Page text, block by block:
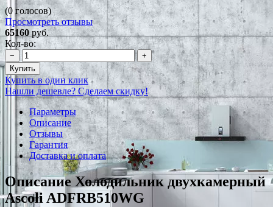
(0 голосов)
Просмотреть отзывы
65160 руб.
Кол-во:
−
+
Купить
Купить в один клик
Нашли дешевле? Сделаем скидку!
Параметры
Описание
Отзывы
Гарантия
Доставка и оплата
Описание Холодильник двухкамерный
Ascoli ADFRB510WG